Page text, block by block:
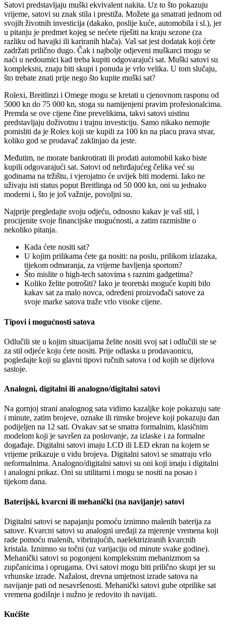
Satovi predstavljaju muški ekvivalent nakita. Uz to što pokazuju
vrijeme, satovi su znak stila i prestiža. Možete ga smatrati jednom od
svojih životnih investicija (dakako, poslije kuće, automobila i sl.), jer
u pitanju je predmet kojeg se nećete riješiti na kraju sezone (za
razliku od havajki ili kariranih hlača). Vaš sat jest dodatak koji ćete
zadržati prilično dugo. Čak i najbolje odjeveni muškarci mogu se
naći u nedoumici kad treba kupiti odgovarajući sat. Muški satovi su
kompleksni, znaju biti skupi i ponuda je vrlo velika. U tom slučaju,
što trebate znati prije nego što kupite muški sat?
Rolexi, Breitlinzi i Omege mogu se kretati u cjenovnom rasponu od
5000 kn do 75 000 kn, stoga su namijenjeni pravim profesionalcima.
Premda se ove cijene čine prevelikima, takvi satovi uistinu
predstavljaju doživotnu i trajnu investiciju. Samo nikako nemojte
pomisliti da je Rolex koji ste kupili za 100 kn na placu prava stvar,
koliko god se prodavač zaklinjao da jeste.
Međutim, ne morate bankrotirati ili prodati automobil kako biste
kupili odgovarajući sat. Satovi od nehrđajućeg čelika već su
godinama na tržištu, i vjerojatno će uvijek biti moderni. Iako ne
uživaju isti status poput Breitlinga od 50 000 kn, oni su jednako
moderni i, što je još važnije, povoljni su.
Najprije pregledajte svoju odjeću, odnosno kakav je vaš stil, i
procijenite svoje financijske mogućnosti, a zatim razmislite o
nekoliko pitanja.
Kada ćete nositi sat?
U kojim prilikama ćete ga nositi: na poslu, prilikom izlazaka,
tijekom odmaranja, za vrijeme bavljenja sportom?
Što mislite o high-tech satovima s raznim gadgetima?
Koliko želite potrošiti? Iako je teoretski moguće kupiti bilo
kakav sat za malo novca, određeni proizvođači satove za
svoje marke satova traže vrlo visoke cijene.
Tipovi i mogućnosti satova
Odlučili ste u kojim situacijama želite nositi svoj sat i odlučili ste se
za stil odjeće koju ćete nositi. Prije odlaska u prodavaonicu,
pogledajte koji su glavni tipovi ručnih satova i od kojih se dijelova
sastoje.
Analogni, digitalni ili analogno/digitalni satovi
Na gornjoj strani analognog sata vidimo kazaljke koje pokazuju sate
i minute, zatim brojeve, oznake ili rimske brojeve koji pokazuju dan
podijeljen na 12 sati. Ovakav sat se smatra formalnim, klasičnim
modelom koji je savršen za poslovanje, za izlaske i za formalne
događaje. Digitalni satovi imaju LCD ili LED ekran na kojem se
vrijeme prikazuje u vidu brojeva. Digitalni satovi se smatraju vrlo
neformalnima. Analogno/digitalni satovi su oni koji imaju i digitalni
i analogni prikaz. Oni su utilitarni i mogu se nositi na posao i
tijekom dana.
Baterijski, kvarcni ili mehanički (na navijanje) satovi
Digitalni satovi se napajanju pomoću iznimno malenih baterija za
satove. Kvarcni satovi su analogni uređaji za mjerenje vremena koji
rade pomoću malenih, vibrirajućih, naelektriziranih kvarcnih
kristala. Iznimno su točni (uz varijaciju od minute svake godine).
Mehanički satovi su pogonjeni kompleksnim mehanizmom sa
zupčanicima i oprugama. Ovi satovi mogu biti prilično skupi jer su
vrhunske izrade. Nažalost, drevna umjetnost izrade satova na
navijanje pati od nesavršenosti. Mehanički satovi gube otprilike sat
vremena godišnje i nužno je redovito ih navijati.
Kućište